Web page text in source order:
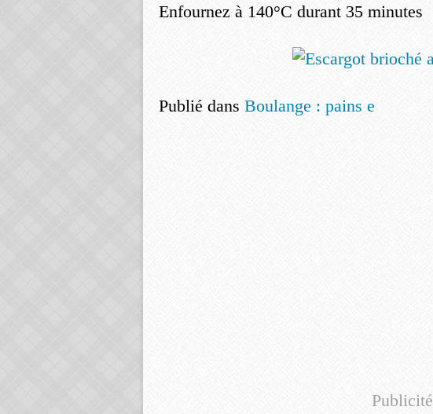
Enfournez à 140°C durant 35 minutes
Publié dans Boulange : pains e
Publicité